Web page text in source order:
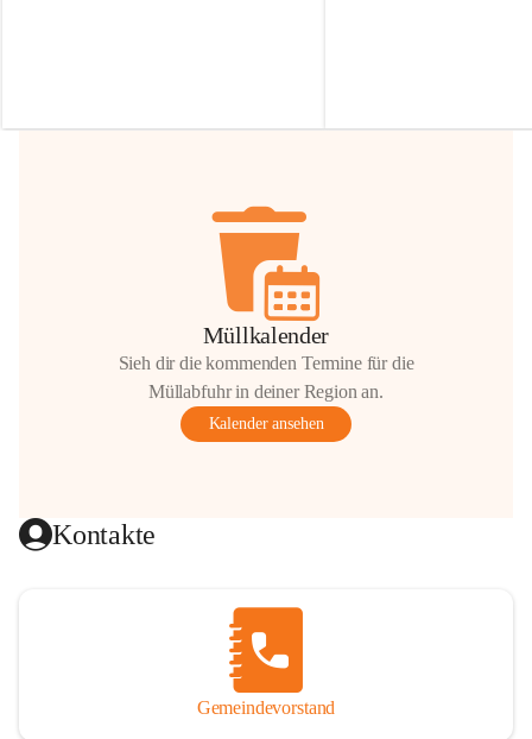
Hilfsbereitschaft!
Müllkalender
Sieh dir die kommenden Termine für die
Müllabfuhr in deiner Region an.
Kalender ansehen
Kontakte
Gemeindevorstand